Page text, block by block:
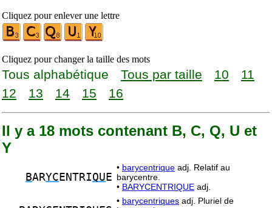
Cliquez pour enlever une lettre
Cliquez pour changer la taille des mots
Tous alphabétique Tous par taille 10
11
12
13 14 15 16
Il y a 18 mots contenant B, C, Q, U et
Y
BARYC ENTRIQU E
• barycentrique adj. Relatif au
barycentre.
• BARYCENTRIQUE adj.
• barycentriques adj. Pluriel de